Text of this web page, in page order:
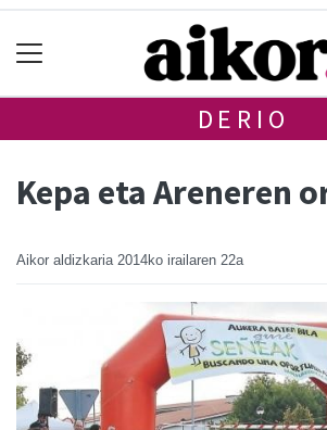
DERIO
Kepa eta Areneren
Aikor aldizkaria 2014ko irailaren 22a